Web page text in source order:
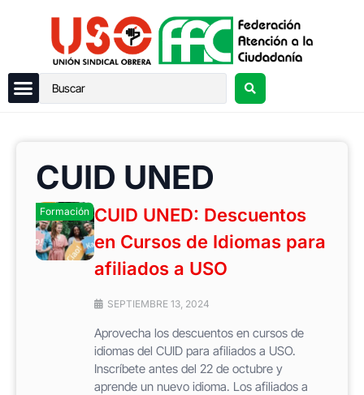
CUID UNED
Formación CUID UNED: Descuentos
en Cursos de Idiomas para
afiliados a USO
SEPTIEMBRE 13, 2024
Aprovecha los descuentos en cursos de
idiomas del CUID para afiliados a USO.
Inscríbete antes del 22 de octubre y
aprende un nuevo idioma. Los afiliados a